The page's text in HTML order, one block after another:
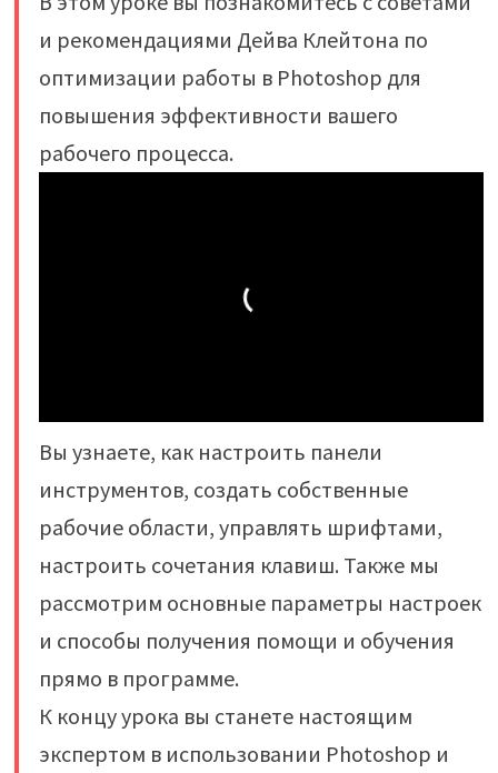
и рекомендациями Дейва Клейтона по
оптимизации работы в Photoshop для
повышения эффективности вашего
рабочего процесса.
Вы узнаете, как настроить панели
инструментов, создать собственные
рабочие области, управлять шрифтами,
настроить сочетания клавиш. Также мы
рассмотрим основные параметры настроек
и способы получения помощи и обучения
прямо в программе.
К концу урока вы станете настоящим
экспертом в использовании Photoshop и